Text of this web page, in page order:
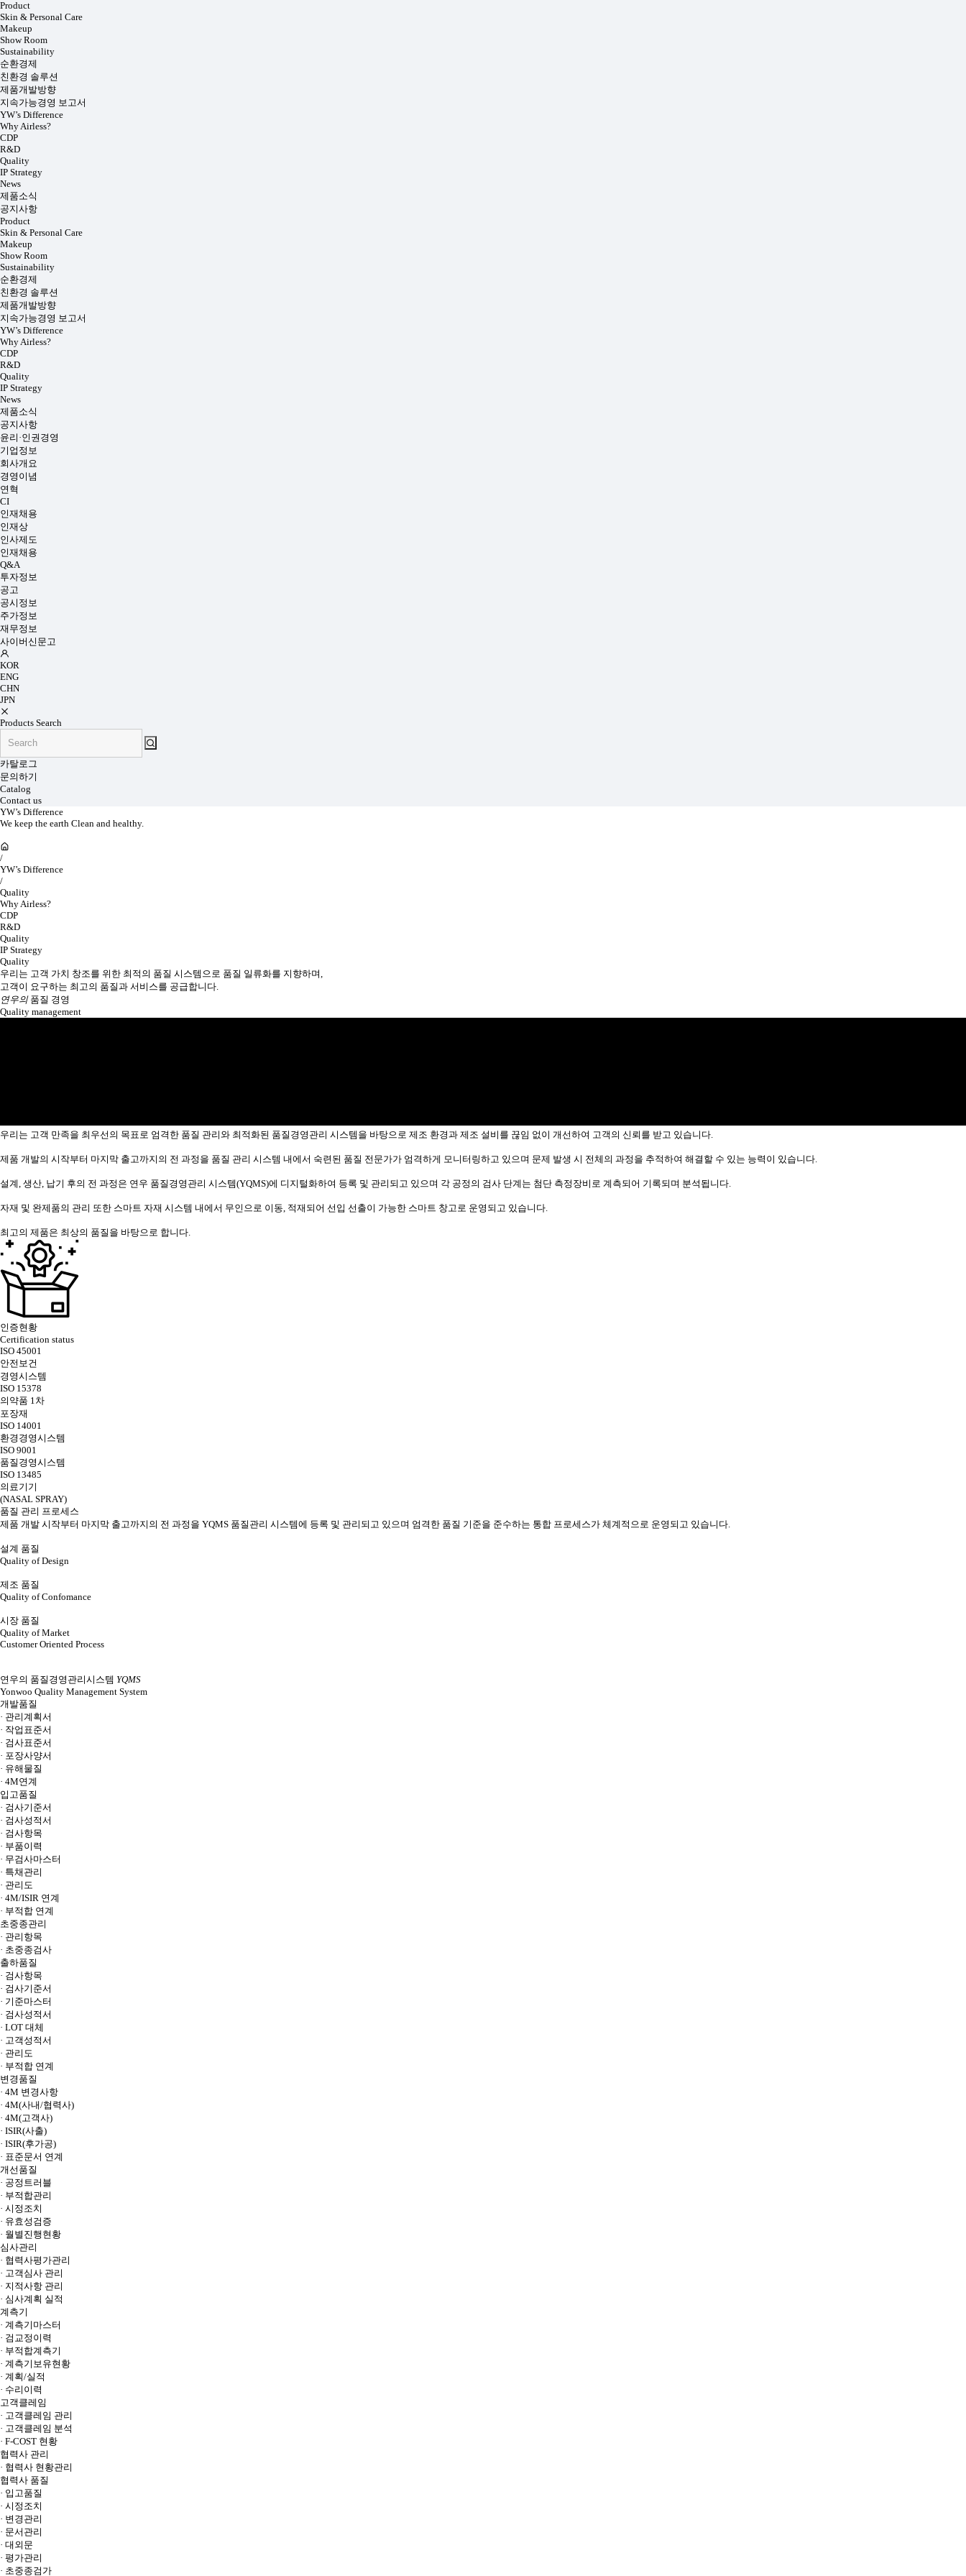
Product
Skin & Personal Care
Makeup
Show Room
Sustainability
순환경제
친환경 솔루션
제품개발방향
지속가능경영 보고서
YW’s Difference
Why Airless?
CDP
R&D
Quality
IP Strategy
News
제품소식
공지사항
Product
Skin & Personal Care
Makeup
Show Room
Sustainability
순환경제
친환경 솔루션
제품개발방향
지속가능경영 보고서
YW’s Difference
Why Airless?
CDP
R&D
Quality
IP Strategy
News
제품소식
공지사항
윤리·인권경영
기업정보
회사개요
경영이념
연혁
CI
인재채용
인재상
인사제도
인재채용
Q&A
투자정보
공고
공시정보
주가정보
재무정보
사이버신문고
KOR
ENG
CHN
JPN
Products Search
카탈로그
문의하기
Catalog
Contact us
YW’s Difference
We keep the earth Clean and healthy.
/
YW’s Difference
/
Quality
Why Airless?
CDP
R&D
Quality
IP Strategy
Quality
우리는 고객 가치 창조를 위한 최적의 품질 시스템으로 품질 일류화를 지향하며,
고객이 요구하는 최고의 품질과 서비스를 공급합니다.
연우의품질 경영
Quality management
우리는 고객 만족을 최우선의 목표로 엄격한 품질 관리와 최적화된 품질경영관리 시스템을 바탕으로 제조 환경과 제조 설비를 끊임 없이 개선하여 고객의 신뢰를 받고 있습니다.
제품 개발의 시작부터 마지막 출고까지의 전 과정을 품질 관리 시스템 내에서 숙련된 품질 전문가가 엄격하게 모니터링하고 있으며 문제 발생 시 전체의 과정을 추적하여 해결할 수 있는 능력이 있습니다.
설계, 생산, 납기 후의 전 과정은 연우 품질경영관리 시스템(YQMS)에 디지털화하여 등록 및 관리되고 있으며 각 공정의 검사 단계는 첨단 측정장비로 계측되어 기록되며 분석됩니다.
자재 및 완제품의 관리 또한 스마트 자재 시스템 내에서 무인으로 이동, 적재되어 선입 선출이 가능한 스마트 창고로 운영되고 있습니다.
최고의 제품은 최상의 품질을 바탕으로 합니다.
인증현황
Certification status
ISO 45001
안전보건
경영시스템
ISO 15378
의약품 1차
포장재
ISO 14001
환경경영시스템
ISO 9001
품질경영시스템
ISO 13485
의료기기
(NASAL SPRAY)
품질 관리 프로세스
제품 개발 시작부터 마지막 출고까지의 전 과정을 YQMS 품질관리 시스템에 등록 및 관리되고 있으며 엄격한 품질 기준을 준수하는 통합 프로세스가 체계적으로 운영되고 있습니다.
설계 품질
Quality of Design
제조 품질
Quality of Confomance
시장 품질
Quality of Market
Customer Oriented Process
연우의 품질경영관리시스템 YQMS
Yonwoo Quality Management System
개발품질
· 관리계획서
· 작업표준서
· 검사표준서
· 포장사양서
· 유해물질
· 4M연계
입고품질
· 검사기준서
· 검사성적서
· 검사항목
· 부품이력
· 무검사마스터
· 특채관리
· 관리도
· 4M/ISIR 연계
· 부적합 연계
초중종관리
· 관리항목
· 초중종검사
출하품질
· 검사항목
· 검사기준서
· 기준마스터
· 검사성적서
· LOT 대체
· 고객성적서
· 관리도
· 부적합 연계
변경품질
· 4M 변경사항
· 4M(사내/협력사)
· 4M(고객사)
· ISIR(사출)
· ISIR(후가공)
· 표준문서 연계
개선품질
· 공정트러블
· 부적합관리
· 시정조치
· 유효성검증
· 월별진행현황
심사관리
· 협력사평가관리
· 고객심사 관리
· 지적사항 관리
· 심사계획 실적
계측기
· 계측기마스터
· 검교정이력
· 부적합계측기
· 계측기보유현황
· 계획/실적
· 수리이력
고객클레임
· 고객클레임 관리
· 고객클레임 분석
· F-COST 현황
협력사 관리
· 협력사 현황관리
협력사 품질
· 입고품질
· 시정조치
· 변경관리
· 문서관리
· 대외문
· 평가관리
· 초중종검가